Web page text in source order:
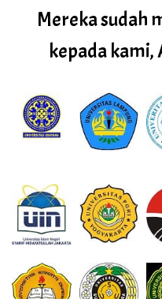
Mereka sudah
kepada kami,